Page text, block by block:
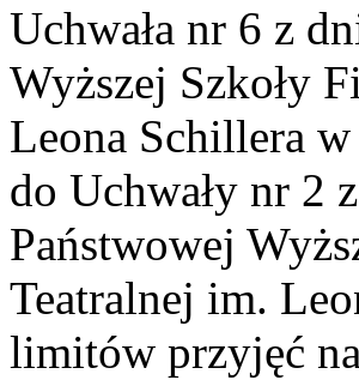
Uchwała nr 6 z
Wyższej Szkoły
Leona Schillera
do Uchwały nr 2
Państwowej
Teatralnej im.
limitów przyjęć